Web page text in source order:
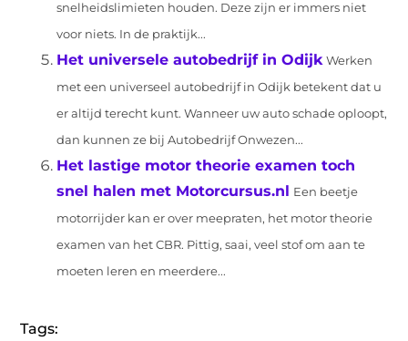
snelheidslimieten houden. Deze zijn er immers niet
voor niets. In de praktijk...
Het universele autobedrijf in Odijk Werken
met een universeel autobedrijf in Odijk betekent dat u
er altijd terecht kunt. Wanneer uw auto schade oploopt,
dan kunnen ze bij Autobedrijf Onwezen...
Het lastige motor theorie examen toch
snel halen met Motorcursus.nl Een beetje
motorrijder kan er over meepraten, het motor theorie
examen van het CBR. Pittig, saai, veel stof om aan te
moeten leren en meerdere...
Tags: